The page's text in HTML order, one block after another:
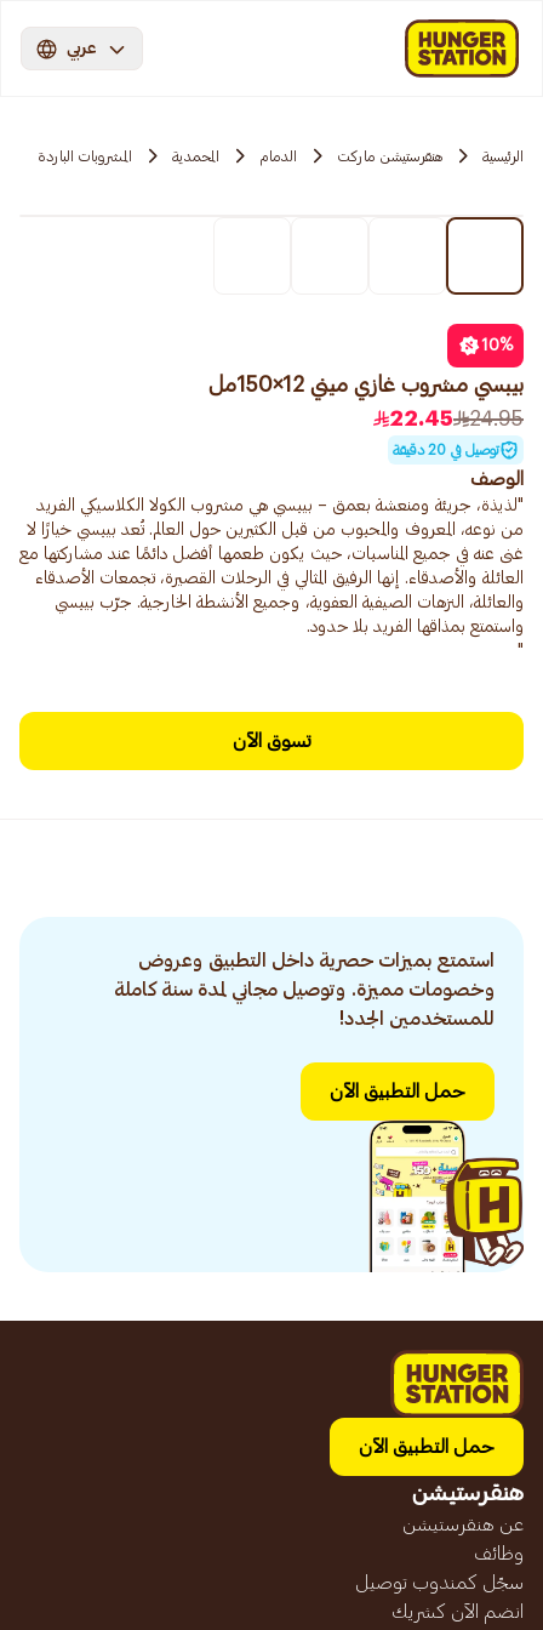
عربي
الرئيسية هنقرستيشن ماركت الدمام المحمدية المشروبات الباردة
10%
بيبسي مشروب غازي ميني 12×150مل
24.95
22.45
توصيل في 20 دقيقة
الوصف
"لذيذة، جريئة ومنعشة بعمق – بيبسي هي مشروب الكولا الكلاسيكي الفريد
من نوعه، المعروف والمحبوب من قبل الكثيرين حول العالم. تُعد بيبسي خيارًا لا
غنى عنه في جميع المناسبات، حيث يكون طعمها أفضل دائمًا عند مشاركتها مع
العائلة والأصدقاء. إنها الرفيق المثالي في الرحلات القصيرة، تجمعات الأصدقاء
والعائلة، النزهات الصيفية العفوية، وجميع الأنشطة الخارجية. جرّب بيبسي
"
تسوق الآن
استمتع بميزات حصرية داخل التطبيق وعروض
وخصومات مميزة. وتوصيل مجاني لمدة سنة كاملة
للمستخدمين الجدد!
حمل التطبيق الآن
حمل التطبيق الآن
هنقرستيشن
عن هنقرستيشن
وظائف
سجّل كمندوب توصيل
انضم الآن كشريك